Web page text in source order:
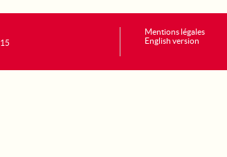
Mentions légales
English version